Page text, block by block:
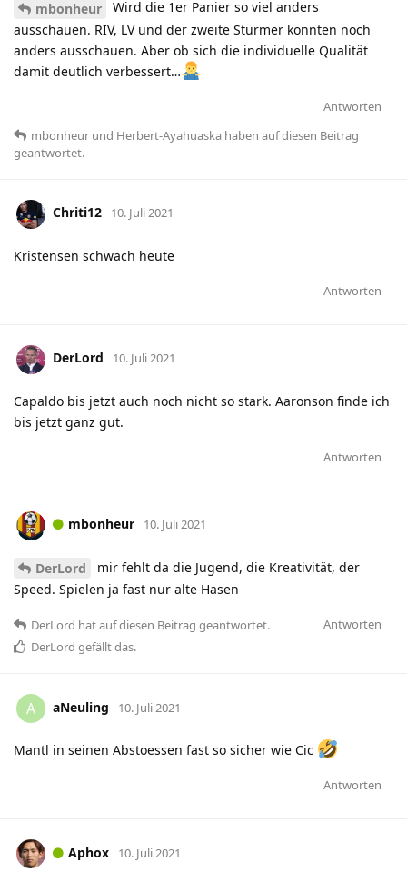
mbonheur
Wird die 1er Panier so viel anders
ausschauen. RIV, LV und der zweite Stürmer könnten noch
anders ausschauen. Aber ob sich die individuelle Qualität
damit deutlich verbessert…
Antworten
mbonheur und Herbert-Ayahuaska haben auf diesen Beitrag
geantwortet.
Chriti12 10. Juli 2021
Kristensen schwach heute
Antworten
DerLord 10. Juli 2021
Capaldo bis jetzt auch noch nicht so stark. Aaronson finde ich
bis jetzt ganz gut.
Antworten
mbonheur 10. Juli 2021
DerLord
mir fehlt da die Jugend, die Kreativität, der
Speed. Spielen ja fast nur alte Hasen
Antworten
DerLord hatauf diesen Beitrag geantwortet.
DerLord gefällt das.
A aNeuling 10. Juli 2021
Mantl in seinen Abstoessen fast so sicher wie Cic
Antworten
Aphox 10. Juli 2021